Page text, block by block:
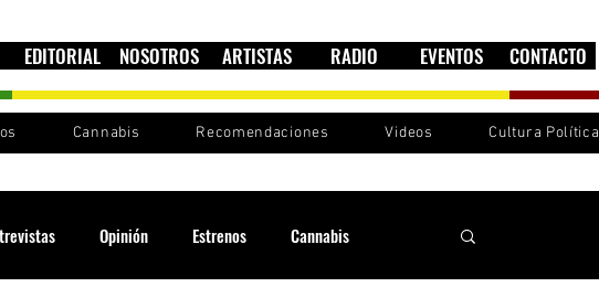
EDITORIAL NOSOTROS ARTISTAS RADIO EVENTOS CONTACTO
Cannabis Recomendaciones Videos Cultura Política
Opinión Estrenos Cannabis